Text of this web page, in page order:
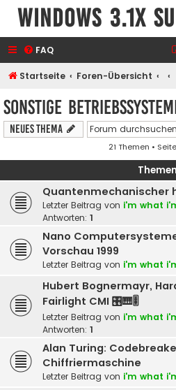
Windows 3.1x
FAQ
Startseite Foren-Übersicht
Sonstige
Neues Thema
21 Themen • Seite
Themen
Quantenmechanischer
Letzter Beitrag von i'm what
Antworten: 1
Nano
Vorschau 1999
Letzter Beitrag von i'm what
Hubert Bognermayr,
Fairlight CMI 🎛️🎹🎚️
Letzter Beitrag von i'm what
Antworten: 1
Alan Turing:
Chiffriermaschine
Letzter Beitrag von i'm what